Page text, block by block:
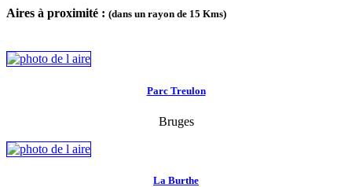
Aires à proximité : (dans un rayon de 15 Kms)
Parc Treulon
Bruges
La Burthe